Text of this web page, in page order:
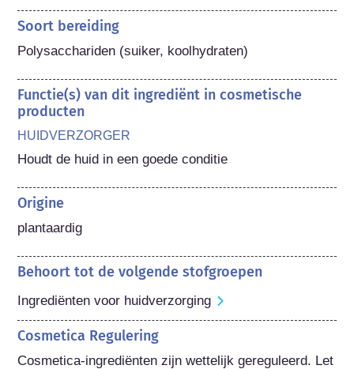
Soort bereiding
Polysacchariden (suiker, koolhydraten)
Functie(s) van dit ingrediënt in cosmetische
producten
HUIDVERZORGER
Houdt de huid in een goede conditie
Origine
plantaardig
Behoort tot de volgende stofgroepen
Ingrediënten voor huidverzorging
Cosmetica Regulering
Cosmetica-ingrediënten zijn wettelijk gereguleerd. Let